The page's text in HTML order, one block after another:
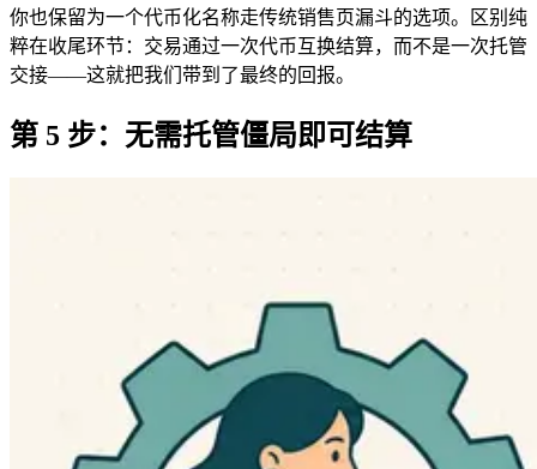
你也保留为一个代币化名称走传统销售页漏斗的选项。区别纯
粹在收尾环节：交易通过一次代币互换结算，而不是一次托管
交接——这就把我们带到了最终的回报。
第 5 步：无需托管僵局即可结算